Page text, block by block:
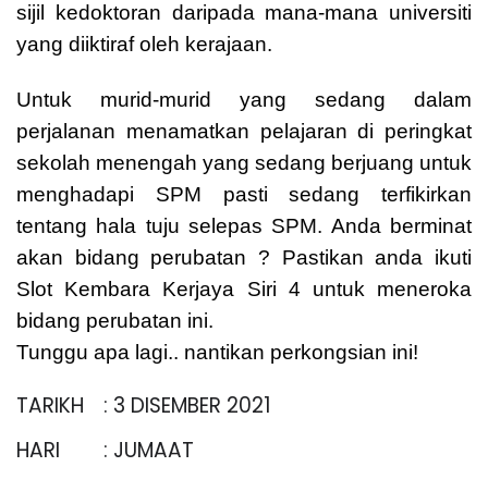
sijil kedoktoran daripada mana-mana universiti
yang diiktiraf oleh kerajaan.
Untuk murid-murid yang sedang dalam
perjalanan menamatkan pelajaran di peringkat
sekolah menengah yang sedang berjuang untuk
menghadapi SPM pasti sedang terfikirkan
tentang hala tuju selepas SPM. Anda berminat
akan bidang perubatan ? Pastikan anda ikuti
Slot Kembara Kerjaya Siri 4 untuk meneroka
bidang perubatan ini.
Tunggu apa lagi.. nantikan perkongsian ini!
TARIKH
: 3 DISEMBER 2021
HARI
: JUMAAT